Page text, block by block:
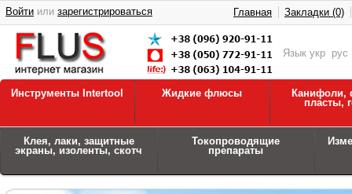
Язык укр рус
Войти или зарегистрироваться Главная Закладки (0)
Инструменты Intertool Жидкие флюсы
Канифоли,
пласты,
Клея, лаки, защитные
экраны, изоленты, скотч
Токопроводящие
препараты